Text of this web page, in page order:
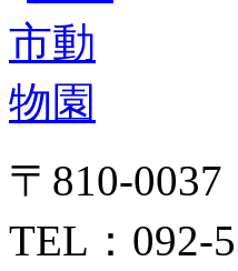
〒810-
TEL：092-